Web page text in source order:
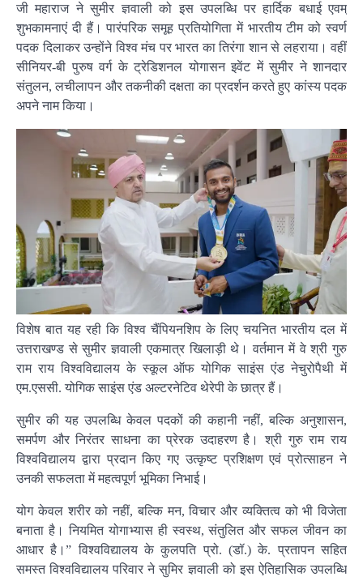
जी महाराज ने सुमीर ज्ञवाली को इस उपलब्धि पर हार्दिक बधाई एवम्
शुभकामनाएं दी हैं। पारंपरिक समूह प्रतियोगिता में भारतीय टीम को स्वर्ण
पदक दिलाकर उन्होंने विश्व मंच पर भारत का तिरंगा शान से लहराया। वहीं
सीनियर-बी पुरुष वर्ग के ट्रेडिशनल योगासन इवेंट में सुमीर ने शानदार
संतुलन, लचीलापन और तकनीकी दक्षता का प्रदर्शन करते हुए कांस्य पदक
अपने नाम किया।
विशेष बात यह रही कि विश्व चैंपियनशिप के लिए चयनित भारतीय दल में
उत्तराखण्ड से सुमीर ज्ञवाली एकमात्र खिलाड़ी थे। वर्तमान में वे श्री गुरु
राम राय विश्वविद्यालय के स्कूल ऑफ योगिक साइंस एंड नेचुरोपैथी में
एम.एससी. योगिक साइंस एंड अल्टरनेटिव थेरेपी के छात्र हैं।
सुमीर की यह उपलब्धि केवल पदकों की कहानी नहीं, बल्कि अनुशासन,
समर्पण और निरंतर साधना का प्रेरक उदाहरण है। श्री गुरु राम राय
विश्वविद्यालय द्वारा प्रदान किए गए उत्कृष्ट प्रशिक्षण एवं प्रोत्साहन ने
उनकी सफलता में महत्वपूर्ण भूमिका निभाई।
योग केवल शरीर को नहीं, बल्कि मन, विचार और व्यक्तित्व को भी विजेता
बनाता है। नियमित योगाभ्यास ही स्वस्थ, संतुलित और सफल जीवन का
आधार है।” विश्वविद्यालय के कुलपति प्रो. (डॉ.) के. प्रतापन सहित
समस्त विश्वविद्यालय परिवार ने सुमिर ज्ञवाली को इस ऐतिहासिक उपलब्धि